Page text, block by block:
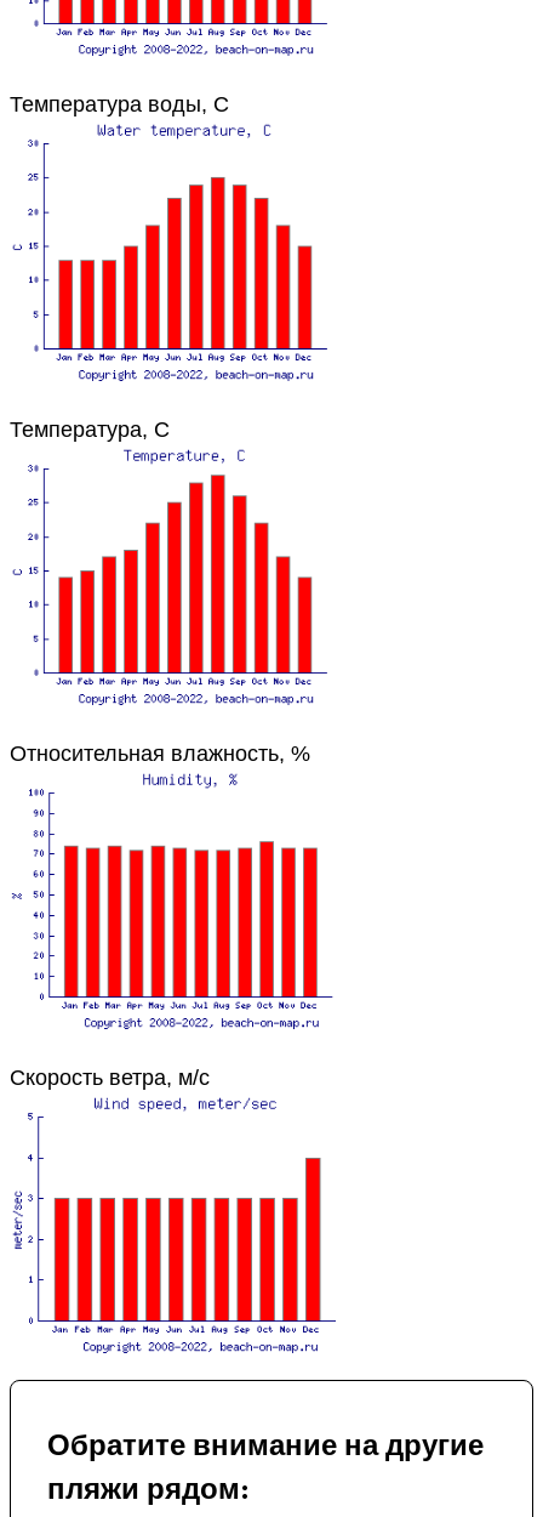
Температура воды, C
Температура, C
Относительная влажность, %
Скорость ветра, м/с
Обратите внимание на другие
пляжи рядом: